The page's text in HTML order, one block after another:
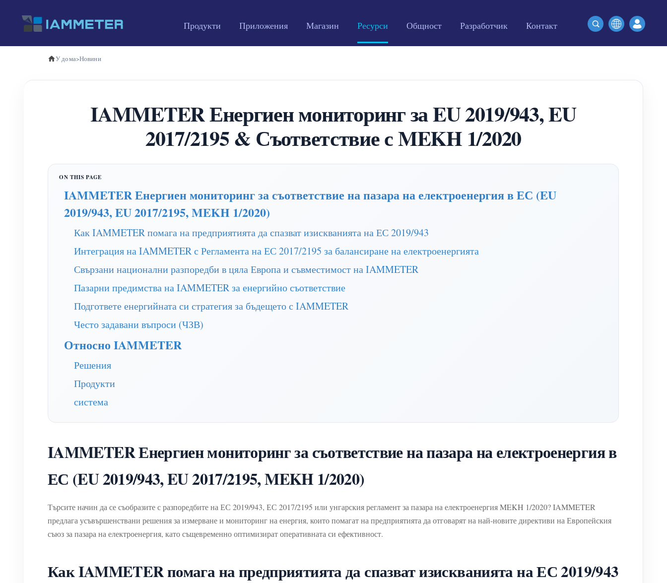
Продукти Приложения Магазин Ресурси Общност Разработчик Контакт
У дома>Новини
IAMMETER Енергиен мониторинг за EU 2019/943, EU
2017/2195 & Съответствие с MEKH 1/2020
IAMMETER Енергиен мониторинг за съответствие на пазара на електроенергия в ЕС (EU
2019/943, EU 2017/2195, MEKH 1/2020)
Как IAMMETER помага на предприятията да спазват изискванията на ЕС 2019/943
Интеграция на IAMMETER с Регламента на ЕС 2017/2195 за балансиране на електроенергията
Свързани национални разпоредби в цяла Европа и съвместимост на IAMMETER
Пазарни предимства на IAMMETER за енергийно съответствие
Подгответе енергийната си стратегия за бъдещето с IAMMETER
Често задавани въпроси (ЧЗВ)
Относно IAMMETER
Решения
Продукти
система
IAMMETER Енергиен мониторинг за съответствие на пазара на електроенергия в
ЕС (EU 2019/943, EU 2017/2195, MEKH 1/2020)
Търсите начин да се съобразите с разпоредбите на ЕС 2019/943, ЕС 2017/2195 или унгарския регламент за пазара на електроенергия MEKH 1/2020? IAMMETER
предлага усъвършенствани решения за измерване и мониторинг на енергия, които помагат на предприятията да отговарят на най-новите директиви на Европейския
съюз за пазара на електроенергия, като същевременно оптимизират оперативната си ефективност.
Как IAMMETER помага на предприятията да спазват изискванията на ЕС 2019/943